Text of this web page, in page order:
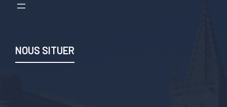
NOUS SITUER